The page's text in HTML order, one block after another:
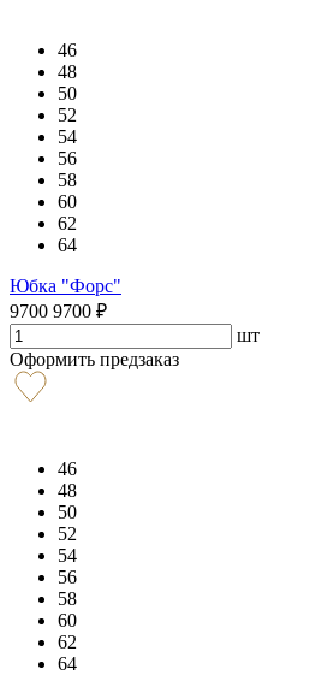
46
48
50
52
54
56
58
60
62
64
Юбка "Форс"
9700 9700 ₽
шт
Оформить предзаказ
46
48
50
52
54
56
58
60
62
64